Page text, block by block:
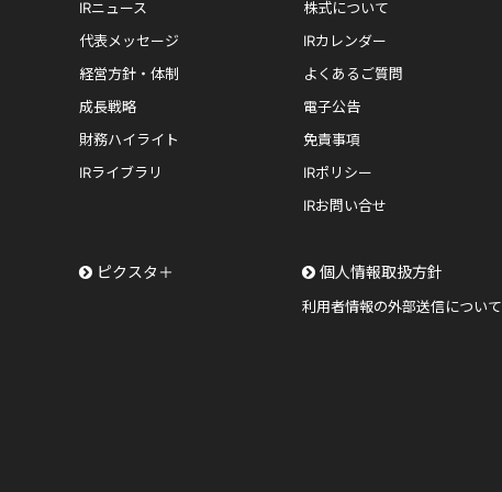
IRニュース
代表メッセージ
経営方針・体制
成長戦略
財務ハイライト
IRライブラリ
株式について
IRカレンダー
よくあるご質問
電子公告
免責事項
IRポリシー
IRお問い合せ
ピクスタ＋ 個人情報取扱方針
利用者情報の外部送信について